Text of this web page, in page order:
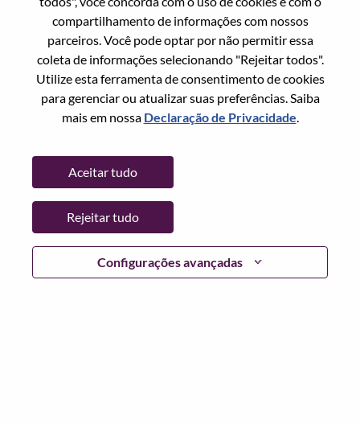
compartilhamento de informações com nossos
parceiros. Você pode optar por não permitir essa
coleta de informações selecionando "Rejeitar todos".
Utilize esta ferramenta de consentimento de cookies
para gerenciar ou atualizar suas preferências. Saiba
mais em nossa Declaração de Privacidade.
Configurações avançadas
Aceitar tudo
Rejeitar tudo
Vamos enviar por email um link para você
redefinir sua senha.
Redefinir senha com seu email
Email*
Continuar